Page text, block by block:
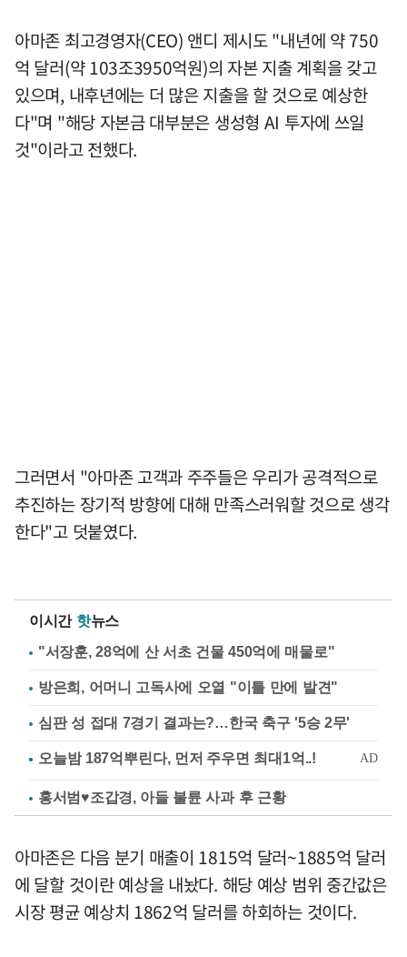
아마존 최고경영자(CEO) 앤디 제시도 "내년에 약 750
억 달러(약 103조3950억원)의 자본 지출 계획을 갖고
있으며, 내후년에는 더 많은 지출을 할 것으로 예상한
다"며 "해당 자본금 대부분은 생성형 AI 투자에 쓰일
것"이라고 전했다.
그러면서 "아마존 고객과 주주들은 우리가 공격적으로
추진하는 장기적 방향에 대해 만족스러워할 것으로 생각
한다"고 덧붙였다.
이시간 핫뉴스
"서장훈, 28억에 산 서초 건물 450억에 매물로"
방은희, 어머니 고독사에 오열 "이틀 만에 발견"
심판 성 접대 7경기 결과는?…한국 축구 '5승 2무'
홍서범♥조갑경, 아들 불륜 사과 후 근황
아마존은 다음 분기 매출이 1815억 달러~1885억 달러
에 달할 것이란 예상을 내놨다. 해당 예상 범위 중간값은
시장 평균 예상치 1862억 달러를 하회하는 것이다.